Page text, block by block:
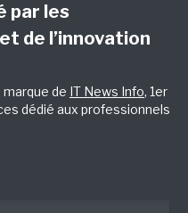
par les
de l’innovation
de IT News Info, 1er
dédié aux professionnels